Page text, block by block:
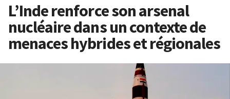
L’Inde renforce son arsenal
nucléaire dans un contexte de
menaces hybrides et régionales